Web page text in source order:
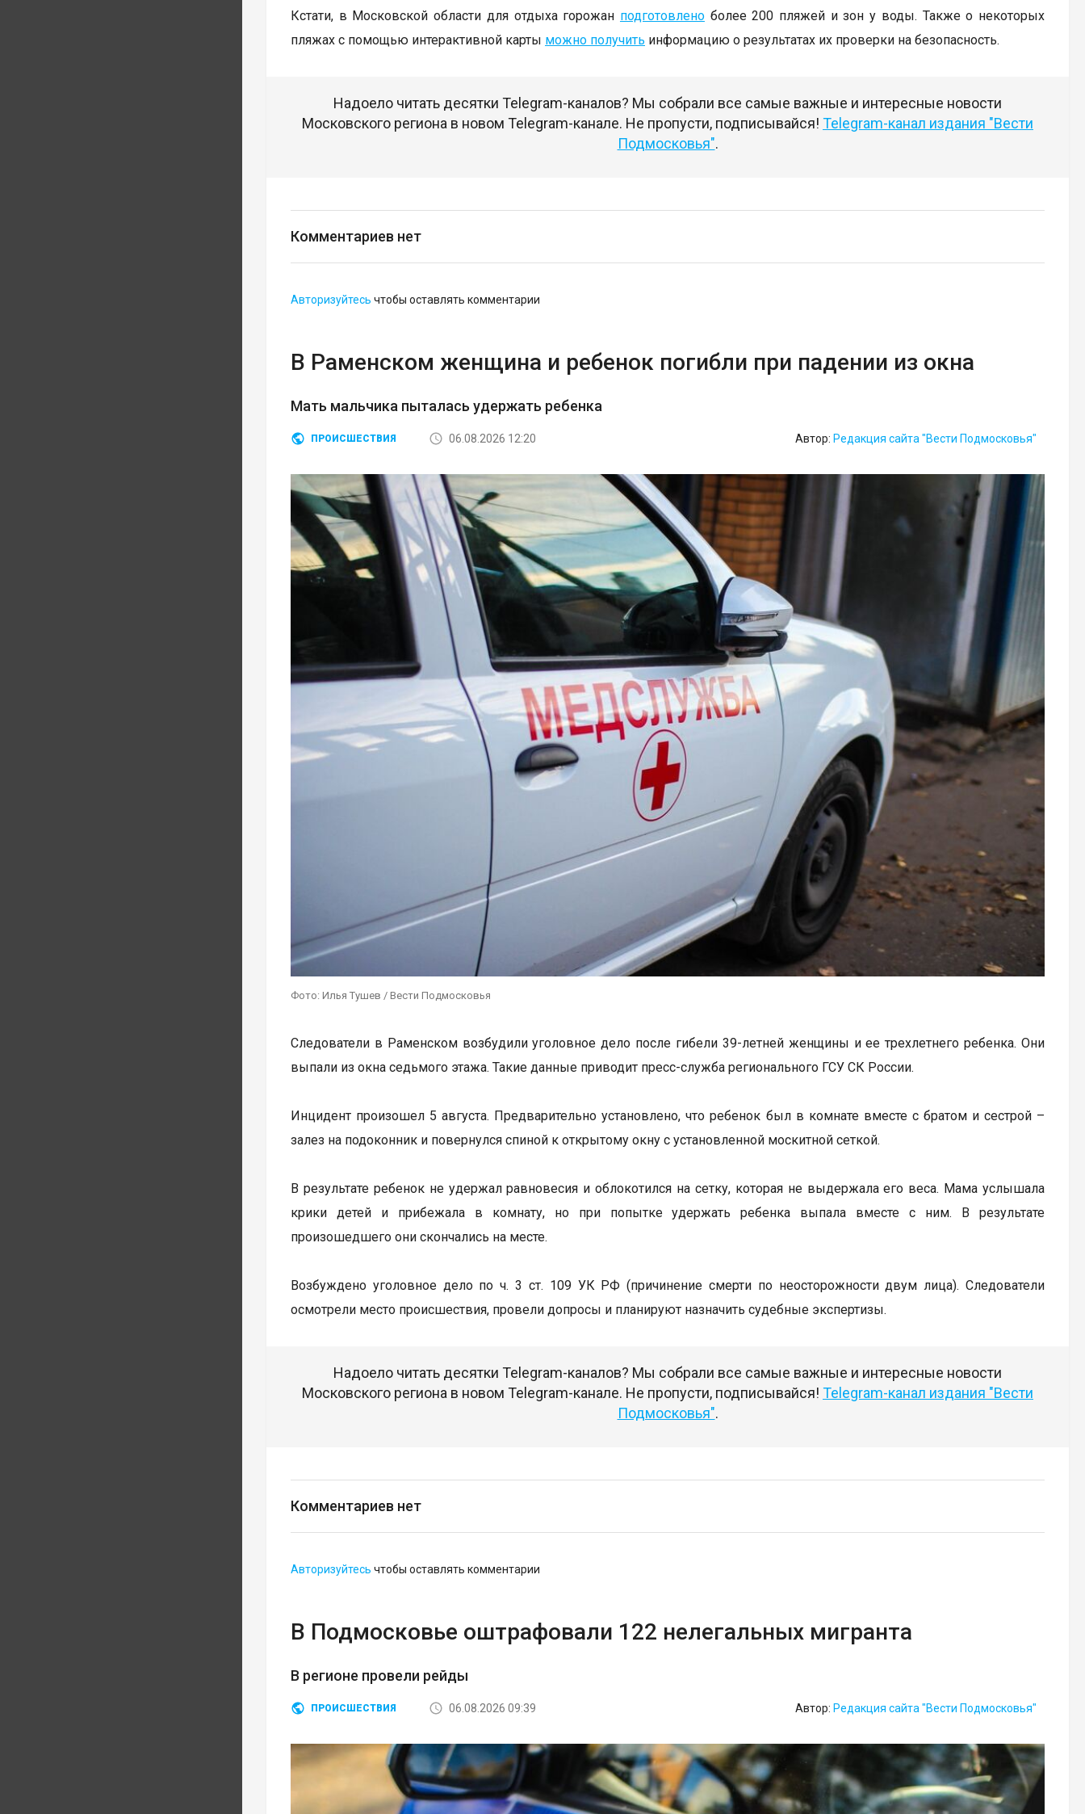
Кстати, в Московской области для отдыха горожан подготовленоболее 200 пляжей и зон у воды. Также о некоторых
пляжах с помощью интерактивной карты можно получить информацию о результатах их проверки на безопасность.
Надоело читать десятки Telegram-каналов? Мы собрали все самые важные и интересные новости
Московского региона в новом Telegram-канале. Не пропусти, подписывайся! Telegram-канал издания "Вести
Подмосковья".
Комментариев нет
Авторизуйтесь чтобы оставлять комментарии
В Раменском женщина и ребенок погибли при падении из окна
Мать мальчика пыталась удержать ребенка
ПРОИСШЕСТВИЯ 06.08.2026 12:20 Автор: Редакция сайта "Вести Подмосковья"
Фото: Илья Тушев / Вести Подмосковья
Следователи в Раменском возбудили уголовное дело после гибели 39-летней женщины и ее трехлетнего ребенка. Они
выпали из окна седьмого этажа. Такие данные приводит пресс-служба регионального ГСУ СК России.
Инцидент произошел 5 августа. Предварительно установлено, что ребенок был в комнате вместе с братом и сестрой –
залез на подоконник и повернулся спиной к открытому окну с установленной москитной сеткой.
В результате ребенок не удержал равновесия и облокотился на сетку, которая не выдержала его веса. Мама услышала
крики детей и прибежала в комнату, но при попытке удержать ребенка выпала вместе с ним. В результате
произошедшего они скончались на месте.
Возбуждено уголовное дело по ч. 3 ст. 109 УК РФ (причинение смерти по неосторожности двум лица). Следователи
осмотрели место происшествия, провели допросы и планируют назначить судебные экспертизы.
Надоело читать десятки Telegram-каналов? Мы собрали все самые важные и интересные новости
Московского региона в новом Telegram-канале. Не пропусти, подписывайся! Telegram-канал издания "Вести
Подмосковья".
Комментариев нет
Авторизуйтесь чтобы оставлять комментарии
В Подмосковье оштрафовали 122 нелегальных мигранта
В регионе провели рейды
ПРОИСШЕСТВИЯ 06.08.2026 09:39 Автор: Редакция сайта "Вести Подмосковья"